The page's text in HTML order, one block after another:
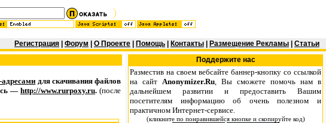
Регистрация Форум О Проекте Помощь Контакты Размещение Рекламы
Статьи
адресами для скачивания файлов
—http://www.rurpoxy.ru. (после
Поддержите нас
Разместив на своем вебсайте баннер-кнопку со ссылкой
на сайт Anonymizer.Ru, Вы сможете помочь нам в
дальнейшем развитии и предоставить Вашим
посетителям информацию об очень полезном и
практичном Интернет-сервисе.
(кликните по понравившейся кнопке и скопируйте код)